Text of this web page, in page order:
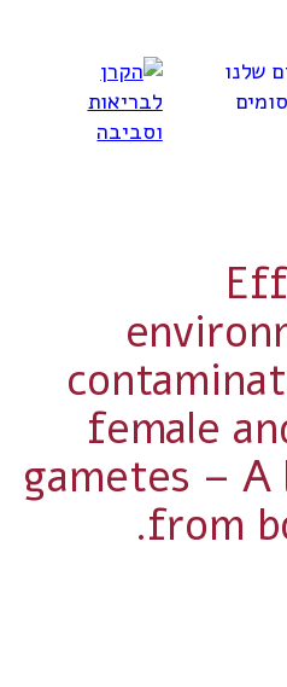
שלנו
female
gametes – A
from